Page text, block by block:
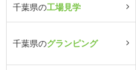
千葉県の工場見学
千葉県のグランピング